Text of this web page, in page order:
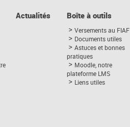
Actualités Boîte à outils
Versements au FIAF
Documents utiles
Astuces et bonnes
pratiques
Moodle, notre
plateforme LMS
Liens utiles